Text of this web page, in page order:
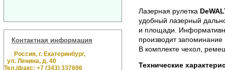
Контактная информация
Россия, г. Екатеринбург,
ул. Ленина, д. 40
Тел./факс: +7 (343) 337896
Лазерная рулетка
удобный лазерный
и площади.
производит
В комплекте чехол,
Технические